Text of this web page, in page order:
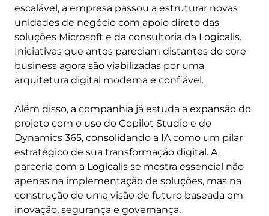
escalável, a empresa passou a estruturar novas
unidades de negócio com apoio direto das
soluções Microsoft e da consultoria da Logicalis.
Iniciativas que antes pareciam distantes do core
business agora são viabilizadas por uma
arquitetura digital moderna e confiável.
Além disso, a companhia já estuda a expansão do
projeto com o uso do Copilot Studio e do
Dynamics 365, consolidando a IA como um pilar
estratégico de sua transformação digital. A
parceria com a Logicalis se mostra essencial não
apenas na implementação de soluções, mas na
construção de uma visão de futuro baseada em
inovação, segurança e governança.